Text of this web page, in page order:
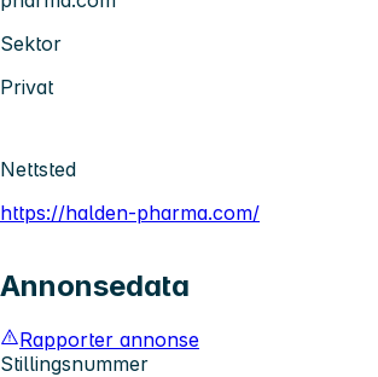
Sektor
Privat
Nettsted
https://halden-pharma.com/
Annonsedata
Rapporter annonse
Stillingsnummer